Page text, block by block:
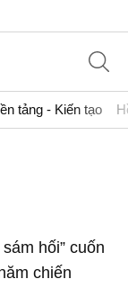
tảng - Kiến tạo
hối” cuốn
chiến